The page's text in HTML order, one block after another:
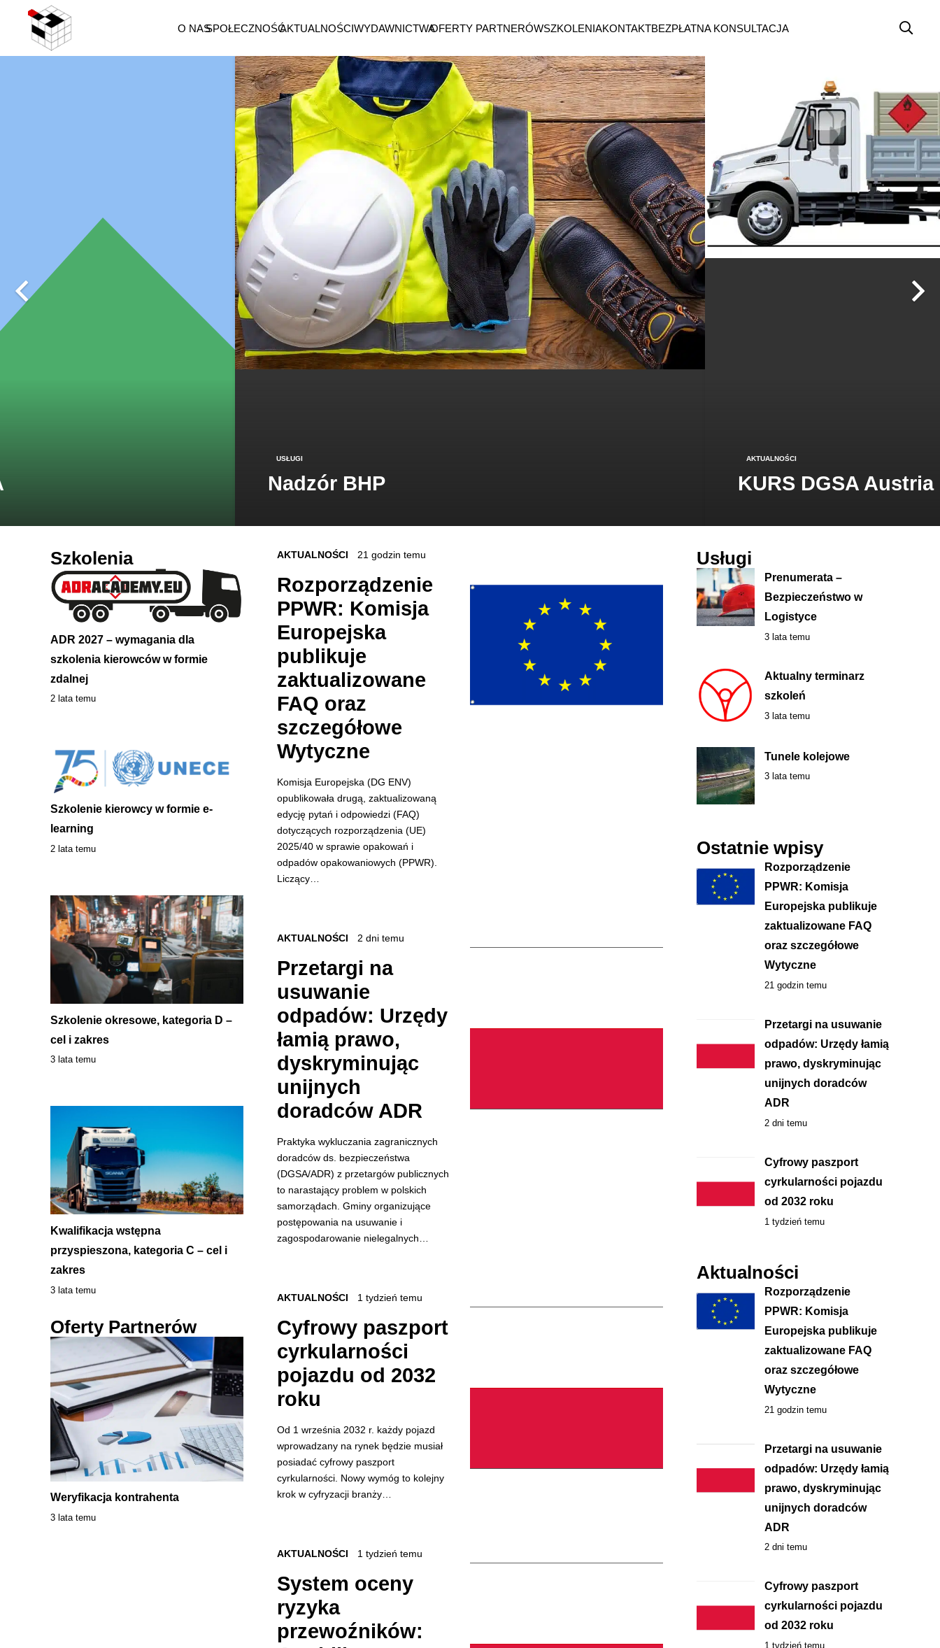
O NASSPOŁECZNOŚĆAKTUALNOŚCIWYDAWNICTWAOFERTY PARTNERÓWSZKOLENIAKONTAKTBEZPŁATNA KONSULTACJA
USŁUGI
Nadzór BHP
AKTUALNOŚCI
KURS DGSA Austria
Szkolenia
ADR 2027 – wymagania dla
szkolenia kierowców w formie
zdalnej
2 lata temu
Szkolenie kierowcy w formie e-
learning
2 lata temu
Szkolenie okresowe, kategoria D –
cel i zakres
3 lata temu
Kwalifikacja wstępna
przyspieszona, kategoria C – cel i
zakres
3 lata temu
Oferty Partnerów
Weryfikacja kontrahenta
3 lata temu
AKTUALNOŚCI 21 godzin temu
Rozporządzenie
PPWR: Komisja
Europejska
publikuje
zaktualizowane
FAQ oraz
szczegółowe
Wytyczne
Komisja Europejska (DG ENV)
opublikowała drugą, zaktualizowaną
edycję pytań i odpowiedzi (FAQ)
dotyczących rozporządzenia (UE)
2025/40 w sprawie opakowań i
odpadów opakowaniowych (PPWR).
Liczący…
AKTUALNOŚCI 2 dni temu
Przetargi na
usuwanie
odpadów: Urzędy
łamią prawo,
dyskryminując
unijnych
doradców ADR
Praktyka wykluczania zagranicznych
doradców ds. bezpieczeństwa
(DGSA/ADR) z przetargów publicznych
to narastający problem w polskich
samorządach. Gminy organizujące
postępowania na usuwanie i
zagospodarowanie nielegalnych…
AKTUALNOŚCI 1 tydzień temu
Cyfrowy paszport
cyrkularności
pojazdu od 2032
roku
Od 1 września 2032 r. każdy pojazd
wprowadzany na rynek będzie musiał
posiadać cyfrowy paszport
cyrkularności. Nowy wymóg to kolejny
krok w cyfryzacji branży…
AKTUALNOŚCI 1 tydzień temu
System oceny
ryzyka
przewoźników:
Usługi
Prenumerata –
Bezpieczeństwo w
Logistyce
3 lata temu
Aktualny terminarz
szkoleń
3 lata temu
Tunele kolejowe
3 lata temu
Ostatnie wpisy
Rozporządzenie
PPWR: Komisja
Europejska publikuje
zaktualizowane FAQ
oraz szczegółowe
Wytyczne
21 godzin temu
Przetargi na usuwanie
odpadów: Urzędy łamią
prawo, dyskryminując
unijnych doradców
ADR
2 dni temu
Cyfrowy paszport
cyrkularności pojazdu
od 2032 roku
1 tydzień temu
Aktualności
Rozporządzenie
PPWR: Komisja
Europejska publikuje
zaktualizowane FAQ
oraz szczegółowe
Wytyczne
21 godzin temu
Przetargi na usuwanie
odpadów: Urzędy łamią
prawo, dyskryminując
unijnych doradców
ADR
2 dni temu
Cyfrowy paszport
cyrkularności pojazdu
od 2032 roku
1 tydzień temu